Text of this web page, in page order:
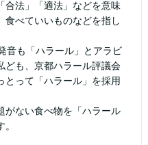
合法」「適法」などを意味
食べていいものなどを指し
音も「ハラール」とアラビ
ども、京都ハラール評議会
とって「ハラール」を採用
がない食べ物を「ハラール